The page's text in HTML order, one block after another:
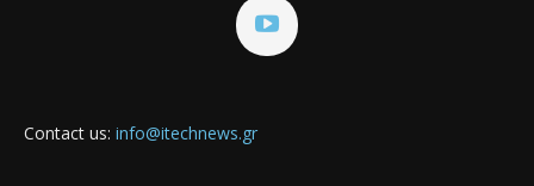
Contact us: info@itechnews.gr